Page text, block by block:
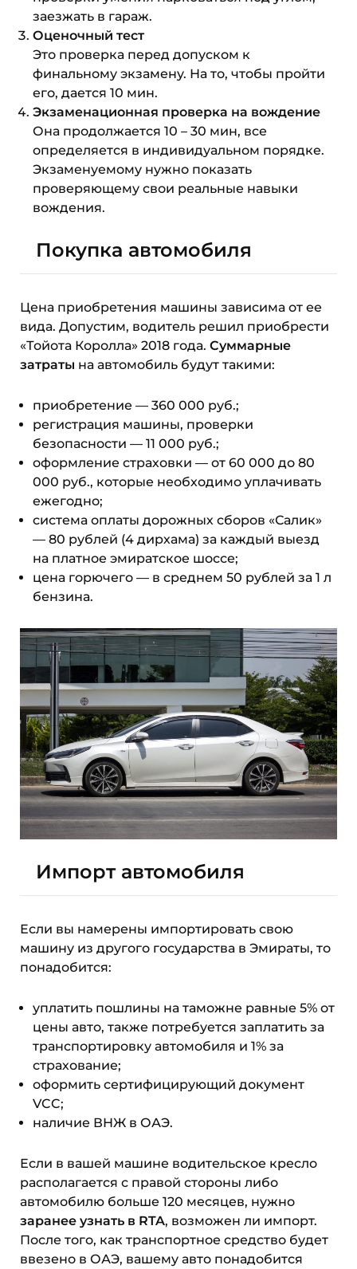
заезжать в гараж.
Оценочный тест
Это проверка перед допуском к
финальному экзамену. На то, чтобы пройти
его, дается 10 мин.
Экзаменационная проверка на вождение
Она продолжается 10 – 30 мин, все
определяется в индивидуальном порядке.
Экзаменуемому нужно показать
проверяющему свои реальные навыки
вождения.
Покупка автомобиля
Цена приобретения машины зависима от ее
вида. Допустим, водитель решил приобрести
«Тойота Королла» 2018 года. Суммарные
затраты на автомобиль будут такими:
приобретение — 360 000 руб.;
регистрация машины, проверки
безопасности — 11 000 руб.;
оформление страховки — от 60 000 до 80
000 руб., которые необходимо уплачивать
ежегодно;
система оплаты дорожных сборов «Салик»
— 80 рублей (4 дирхама) за каждый выезд
на платное эмиратское шоссе;
цена горючего — в среднем 50 рублей за 1 л
бензина.
Импорт автомобиля
Если вы намерены импортировать свою
машину из другого государства в Эмираты, то
понадобится:
уплатить пошлины на таможне равные 5% от
цены авто, также потребуется заплатить за
транспортировку автомобиля и 1% за
страхование;
оформить сертифицирующий документ
VCC;
наличие ВНЖ в ОАЭ.
Если в вашей машине водительское кресло
располагается с правой стороны либо
автомобилю больше 120 месяцев, нужно
заранее узнать в RTA, возможен ли импорт.
После того, как транспортное средство будет
ввезено в ОАЭ, вашему авто понадобится